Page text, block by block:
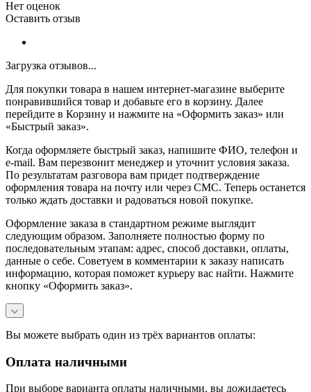
Нет оценок
Оставить отзыв
Загрузка отзывов...
Для покупки товара в нашем интернет-магазине выберите
понравившийся товар и добавьте его в корзину. Далее
перейдите в Корзину и нажмите на «Оформить заказ» или
«Быстрый заказ».
Когда оформляете быстрый заказ, напишите ФИО, телефон и
e-mail. Вам перезвонит менеджер и уточнит условия заказа.
По результатам разговора вам придет подтверждение
оформления товара на почту или через СМС. Теперь останется
только ждать доставки и радоваться новой покупке.
Оформление заказа в стандартном режиме выглядит
следующим образом. Заполняете полностью форму по
последовательным этапам: адрес, способ доставки, оплаты,
данные о себе. Советуем в комментарии к заказу написать
информацию, которая поможет курьеру вас найти. Нажмите
кнопку «Оформить заказ».
Вы можете выбрать один из трёх вариантов оплаты:
Оплата наличными
При выборе варианта оплаты наличными, вы дожидаетесь